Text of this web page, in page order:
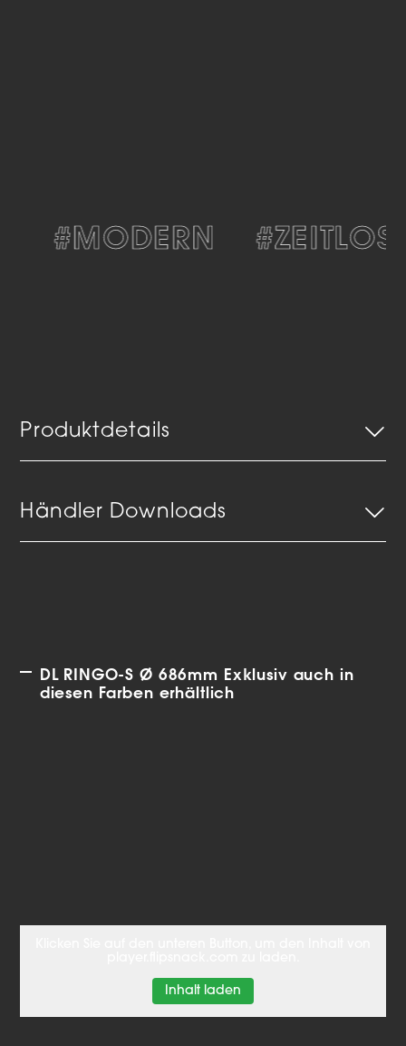
#MODERN #ZEITLOS
Produktdetails
Händler Downloads
DL RINGO-S Ø 686mm Exklusiv auch in
diesen Farben erhältlich
Inhalt laden